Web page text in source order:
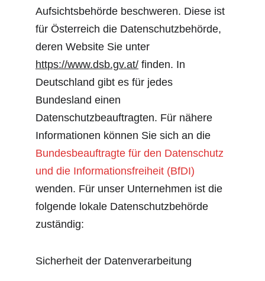
Aufsichtsbehörde beschweren. Diese ist
für Österreich die Datenschutzbehörde,
deren Website Sie unter
https://www.dsb.gv.at/ finden. In
Deutschland gibt es für jedes
Bundesland einen
Datenschutzbeauftragten. Für nähere
Informationen können Sie sich an die
Bundesbeauftragte für den Datenschutz
und die Informationsfreiheit (BfDI)
wenden. Für unser Unternehmen ist die
folgende lokale Datenschutzbehörde
zuständig:
Sicherheit der Datenverarbeitung